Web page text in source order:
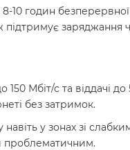
10 годин
підтримує заряджання
Мбіт/с та віддачі
без затримок.
у зонах зі
проблематичним.